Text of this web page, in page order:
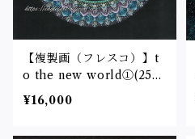
【複製画（フレスコ）】t
o the new world①(25c
m角)
¥16,000